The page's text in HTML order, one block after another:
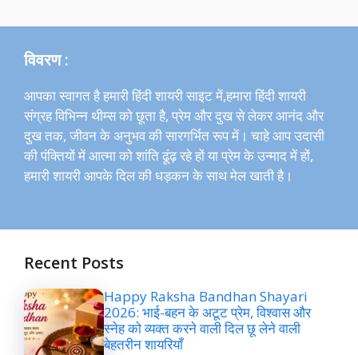
विवरण :
आपका स्वागत है हमारी हिंदी शायरी साइट में,हमारा हिंदी शायरी
संग्रह विभिन्न थीम्स को छूता है, प्रेम और दुख से लेकर आनंद और
दुख तक, जीवन के अनुभव की सारगर्भित रूप में। चाहे आप उदासी
की पंक्तियों में आत्मा को शांति ढूंढ़ रहे हों या प्रेम के उन्माद में हों,
हमारी शायरी आपके दिल की धड़कन के साथ मेल खाती है।
Recent Posts
Happy Raksha Bandhan Shayari
2026: भाई-बहन के अटूट प्रेम, विश्वास और
स्नेह को व्यक्त करने वाली दिल छू लेने वाली
बेहतरीन शायरियाँ